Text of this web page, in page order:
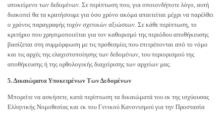
υποκείμενο των δεδομένων. Σε περίπτωση που, για οποιονδήποτε λόγο, αυτή
διακοπεί θα τα κρατήσουμε για όσο χρόνο ακόμα απαιτείται μέχρι να παρέλθει
ο χρόνος παραγραφής τυχόν σχετικών αξιώσεων. Σε κάθε περίπτωση, το
κριτήριο που χρησιμοποιείται για τον καθορισμό της περιόδου αποθήκευσης
βασίζεται στη συμμόρφωση με τις προθεσμίες που επιτρέπονται από το νόμο
και τις αρχές της ελαχιστοποίησης των δεδομένων, του περιορισμού της
αποθήκευσης ή της ορθολογικής διαχείρισης των αρχείων μας.
5. Δικαιώματα Υποκειμένων Των Δεδομένων
Μπορείτε να ασκήσετε, κατά περίπτωση τα δικαιώματά του εκ της ισχύουσας
Ελληνικής Νομοθεσίας και εκ του Γενικού Κανονισμού για την Προστασία